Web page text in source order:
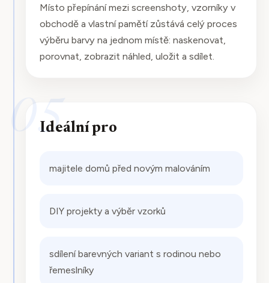
Místo přepínání mezi screenshoty, vzorníky v
obchodě a vlastní pamětí zůstává celý proces
výběru barvy na jednom místě: naskenovat,
porovnat, zobrazit náhled, uložit a sdílet.
05
Ideální pro
majitele domů před novým malováním
DIY projekty a výběr vzorků
sdílení barevných variant s rodinou nebo
řemeslníky